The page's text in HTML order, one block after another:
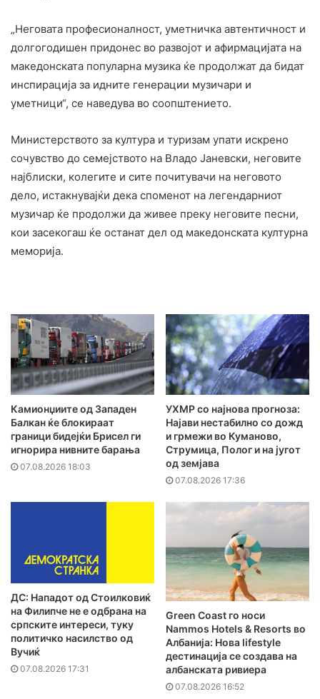
„Неговата професионалност, уметничка автентичност и
долгогодишен придонес во развојот и афирмацијата на
македонската популарна музика ќе продолжат да бидат
инспирација за идните генерации музичари и
уметници“, се наведува во соопштението.
Министерството за култура и туризам упати искрено
сочувство до семејството на Владо Јаневски, неговите
најблиски, колегите и сите почитувачи на неговото
дело, истакнувајќи дека споменот на легендарниот
музичар ќе продолжи да живее преку неговите песни,
кои засекогаш ќе останат дел од македонската културна
меморија.
Камионџиите од Западен
Балкан ќе блокираат
граници бидејќи Брисел ги
игнорира нивните барања
07.08.2026 18:03
УХМР со најнова прогноза:
Најави нестабилно со дожд
и грмежи во Куманово,
Струмица, Полог и на југот
од земјава
07.08.2026 17:36
ДС: Нападот од Стоилковиќ
на Филипче не е одбрана на
српските интереси, туку
политичко насилство од
Вучиќ
07.08.2026 17:31
Green Coast го носи
Nammos Hotels & Resorts во
Албанија: Нова lifestyle
дестинација се создава на
албанската ривиера
07.08.2026 16:52